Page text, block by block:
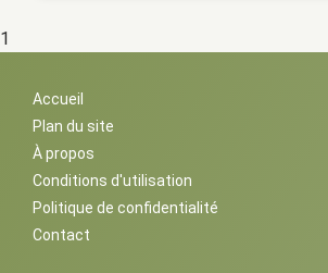
1
Accueil
Plan du site
À propos
Conditions d'utilisation
Politique de confidentialité
Contact